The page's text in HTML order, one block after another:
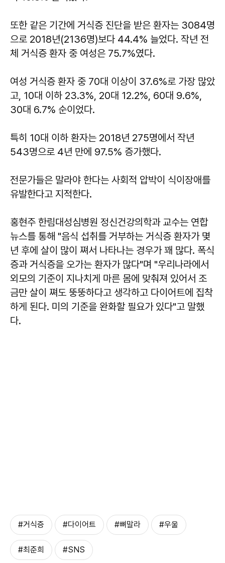
또한 같은 기간에 거식증 진단을 받은 환자는 3084명
으로 2018년(2136명)보다 44.4% 늘었다. 작년 전
체 거식증 환자 중 여성은 75.7%였다.
여성 거식증 환자 중 70대 이상이 37.6%로 가장 많았
고, 10대 이하 23.3%, 20대 12.2%, 60대 9.6%,
30대 6.7% 순이었다.
특히 10대 이하 환자는 2018년 275명에서 작년
543명으로 4년 만에 97.5% 증가했다.
전문가들은 말라야 한다는 사회적 압박이 식이장애를
유발한다고 지적한다.
홍현주 한림대성심병원 정신건강의학과 교수는 연합
뉴스를 통해 "음식 섭취를 거부하는 거식증 환자가 몇
년 후에 살이 많이 쪄서 나타나는 경우가 꽤 많다. 폭식
증과 거식증을 오가는 환자가 많다"며 "우리나라에서
외모의 기준이 지나치게 마른 몸에 맞춰져 있어서 조
금만 살이 쪄도 뚱뚱하다고 생각하고 다이어트에 집착
하게 된다. 미의 기준을 완화할 필요가 있다"고 말했
다.
#거식증 #다이어트 #뼈말라 #우울
#최준희 #SNS